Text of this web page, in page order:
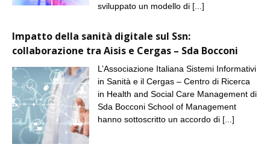
sviluppato un modello di [...]
Impatto della sanità digitale sul Ssn:
collaborazione tra Aisis e Cergas – Sda Bocconi
L’Associazione Italiana Sistemi Informativi
in Sanità e il Cergas – Centro di Ricerca
in Health and Social Care Management di
Sda Bocconi School of Management
hanno sottoscritto un accordo di [...]